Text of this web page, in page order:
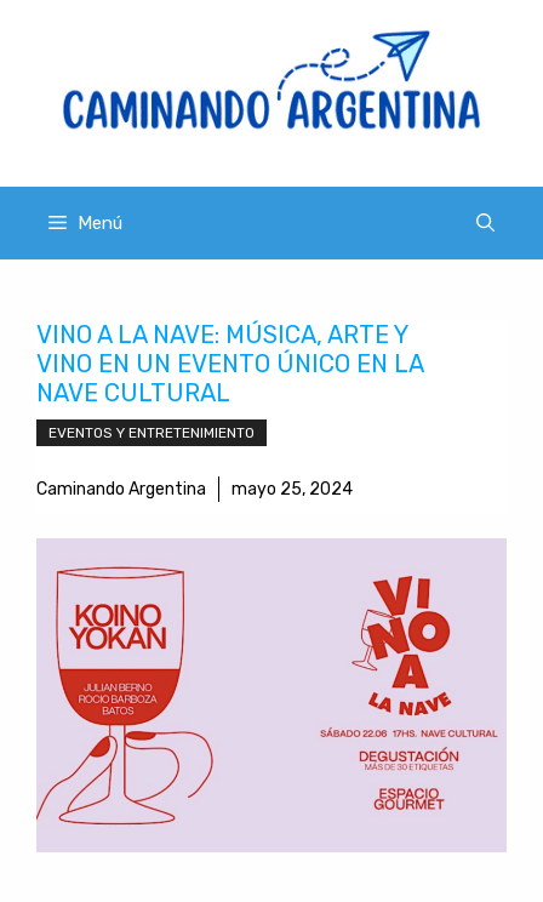
Menú
VINO A LA NAVE: MÚSICA, ARTE Y
VINO EN UN EVENTO ÚNICO EN LA
NAVE CULTURAL
EVENTOS Y ENTRETENIMIENTO
Caminando Argentina mayo 25, 2024